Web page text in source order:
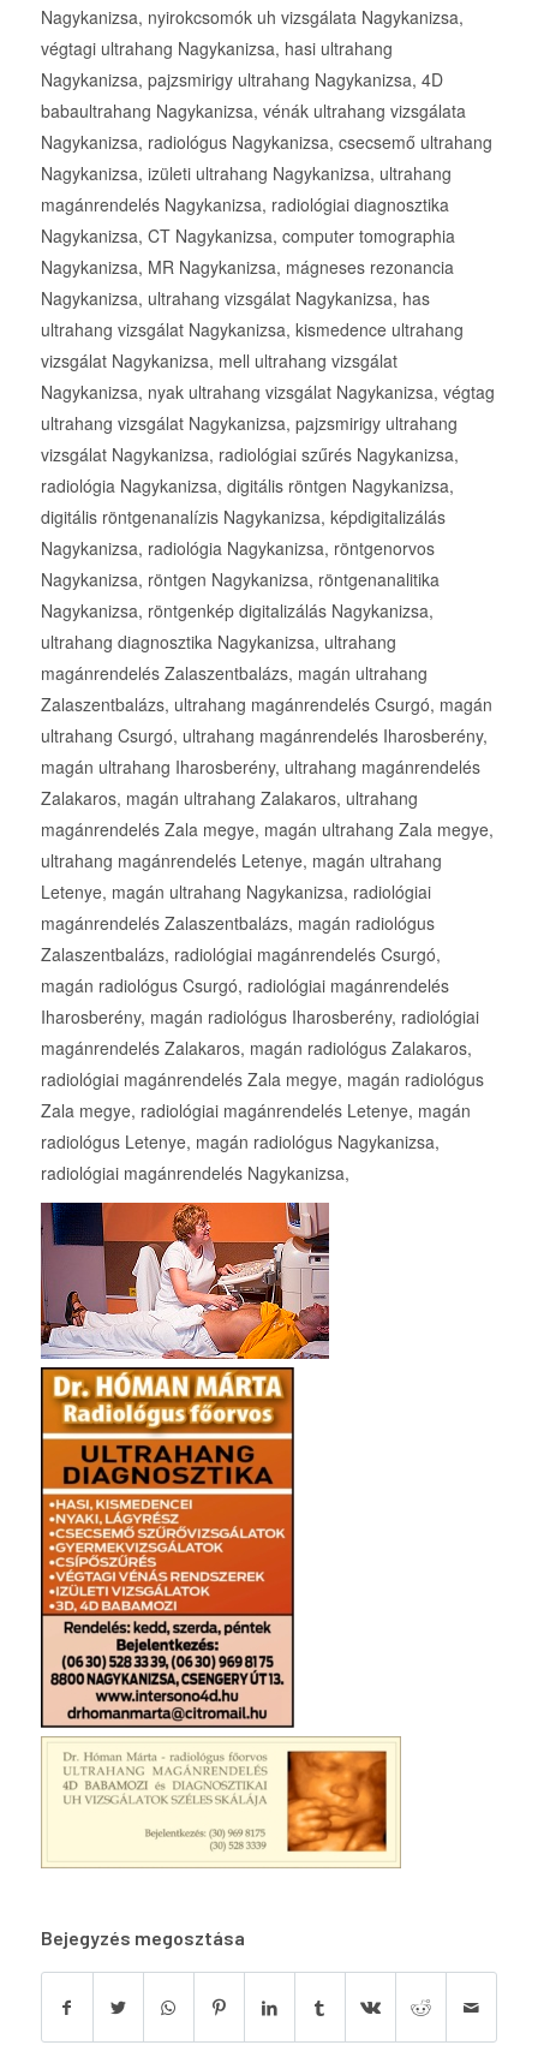
Nagykanizsa, nyirokcsomók uh vizsgálata Nagykanizsa,
végtagi ultrahang Nagykanizsa, hasi ultrahang
Nagykanizsa, pajzsmirigy ultrahang Nagykanizsa, 4D
babaultrahang Nagykanizsa, vénák ultrahang vizsgálata
Nagykanizsa, radiológus Nagykanizsa, csecsemő ultrahang
Nagykanizsa, izületi ultrahang Nagykanizsa, ultrahang
magánrendelés Nagykanizsa, radiológiai diagnosztika
Nagykanizsa, CT Nagykanizsa, computer tomographia
Nagykanizsa, MR Nagykanizsa, mágneses rezonancia
Nagykanizsa, ultrahang vizsgálat Nagykanizsa, has
ultrahang vizsgálat Nagykanizsa, kismedence ultrahang
vizsgálat Nagykanizsa, mell ultrahang vizsgálat
Nagykanizsa, nyak ultrahang vizsgálat Nagykanizsa, végtag
ultrahang vizsgálat Nagykanizsa, pajzsmirigy ultrahang
vizsgálat Nagykanizsa, radiológiai szűrés Nagykanizsa,
radiológia Nagykanizsa, digitális röntgen Nagykanizsa,
digitális röntgenanalízis Nagykanizsa, képdigitalizálás
Nagykanizsa, radiológia Nagykanizsa, röntgenorvos
Nagykanizsa, röntgen Nagykanizsa, röntgenanalitika
Nagykanizsa, röntgenkép digitalizálás Nagykanizsa,
ultrahang diagnosztika Nagykanizsa, ultrahang
magánrendelés Zalaszentbalázs, magán ultrahang
Zalaszentbalázs, ultrahang magánrendelés Csurgó, magán
ultrahang Csurgó, ultrahang magánrendelés Iharosberény,
magán ultrahang Iharosberény, ultrahang magánrendelés
Zalakaros, magán ultrahang Zalakaros, ultrahang
magánrendelés Zala megye, magán ultrahang Zala megye,
ultrahang magánrendelés Letenye, magán ultrahang
Letenye, magán ultrahang Nagykanizsa, radiológiai
magánrendelés Zalaszentbalázs, magán radiológus
Zalaszentbalázs, radiológiai magánrendelés Csurgó,
magán radiológus Csurgó, radiológiai magánrendelés
Iharosberény, magán radiológus Iharosberény, radiológiai
magánrendelés Zalakaros, magán radiológus Zalakaros,
radiológiai magánrendelés Zala megye, magán radiológus
Zala megye, radiológiai magánrendelés Letenye, magán
radiológus Letenye, magán radiológus Nagykanizsa,
radiológiai magánrendelés Nagykanizsa,
Bejegyzés megosztása